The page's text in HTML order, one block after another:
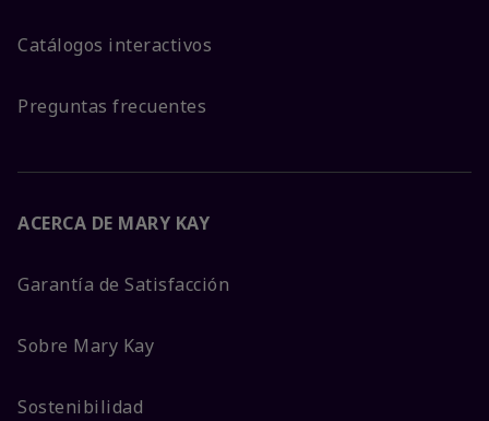
Catálogos interactivos
Preguntas frecuentes
ACERCA DE MARY KAY
Garantía de Satisfacción
Sobre Mary Kay
Sostenibilidad